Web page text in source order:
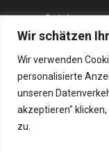
Wir schätzen
Wir verwenden
personalisierte
unseren
akzeptieren"
zu.
Spiele
Werkblaadjes